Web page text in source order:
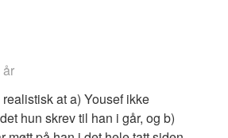
at a) Yousef ikke
hun skrev til han i går, og b)